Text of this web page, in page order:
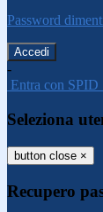
Password
-
Entra con SPID
Seleziona
button close ×
Recupero